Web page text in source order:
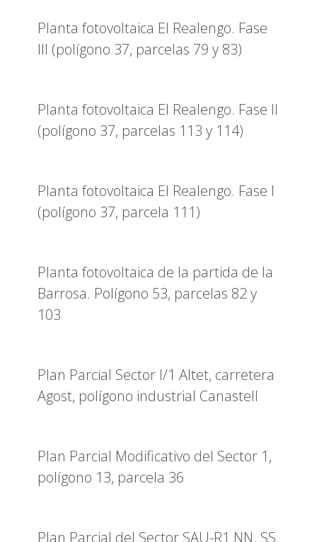
Planta fotovoltaica El Realengo. Fase
III (polígono 37, parcelas 79 y 83)
Planta fotovoltaica El Realengo. Fase II
(polígono 37, parcelas 113 y 114)
Planta fotovoltaica El Realengo. Fase I
(polígono 37, parcela 111)
Planta fotovoltaica de la partida de la
Barrosa. Polígono 53, parcelas 82 y
103
Plan Parcial Sector I/1 Altet, carretera
Agost, polígono industrial Canastell
Plan Parcial Modificativo del Sector 1,
polígono 13, parcela 36
Plan Parcial del Sector SAU-R1 NN. SS.